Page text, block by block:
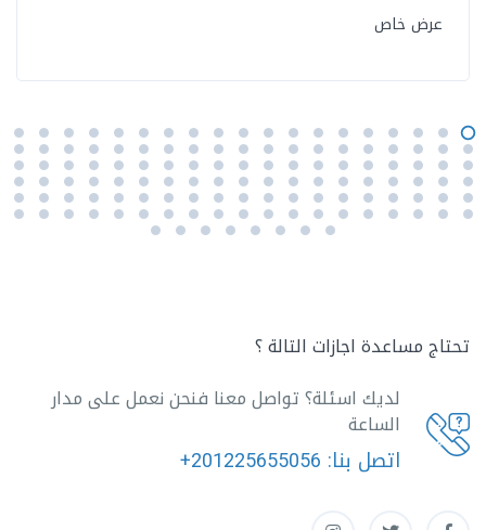
عرض خاص
تحتاج مساعدة اجازات التالة ؟
لديك اسئلة؟ تواصل معنا فنحن نعمل على مدار
الساعة
اتصل بنا: +201225655056